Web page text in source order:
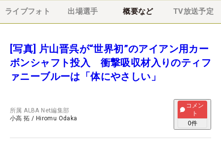
ライブフォト 出場選手 概要など TV放送予定
[写真] 片山晋呉が“世界初”のアイアン用カー
ボンシャフト投入 衝撃吸収材入りのティフ
ァニーブルーは「体にやさしい」
所属ALBA Net編集部
小高 拓 / Hiromu Odaka
コメン
ト
0件